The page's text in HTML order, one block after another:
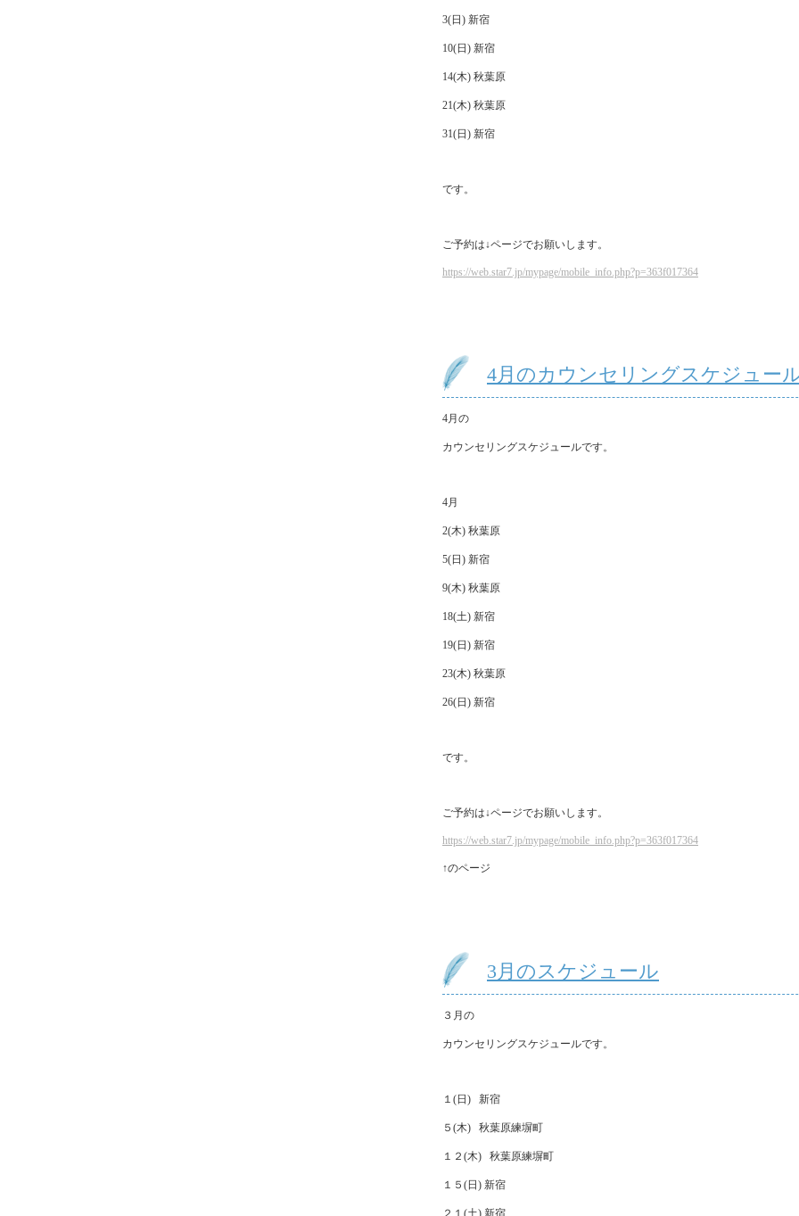
3(日) 新宿
10(日) 新宿
14(木) 秋葉原
21(木) 秋葉原
31(日) 新宿
です。
ご予約は↓ページでお願いします。
https://web.star7.jp/mypage/mobile_info.php?p=363f017364
4月のカウンセリングスケジュー
4月の
カウンセリングスケジュールです。
4月
2(木) 秋葉原
5(日) 新宿
9(木) 秋葉原
18(土) 新宿
19(日) 新宿
23(木) 秋葉原
26(日) 新宿
です。
ご予約は↓ページでお願いします。
https://web.star7.jp/mypage/mobile_info.php?p=363f017364
↑のページ
3月のスケジュール
３月の
カウンセリングスケジュールです。
１(日) 新宿
５(木) 秋葉原練塀町
１２(木) 秋葉原練塀町
１５(日) 新宿
２１(土) 新宿